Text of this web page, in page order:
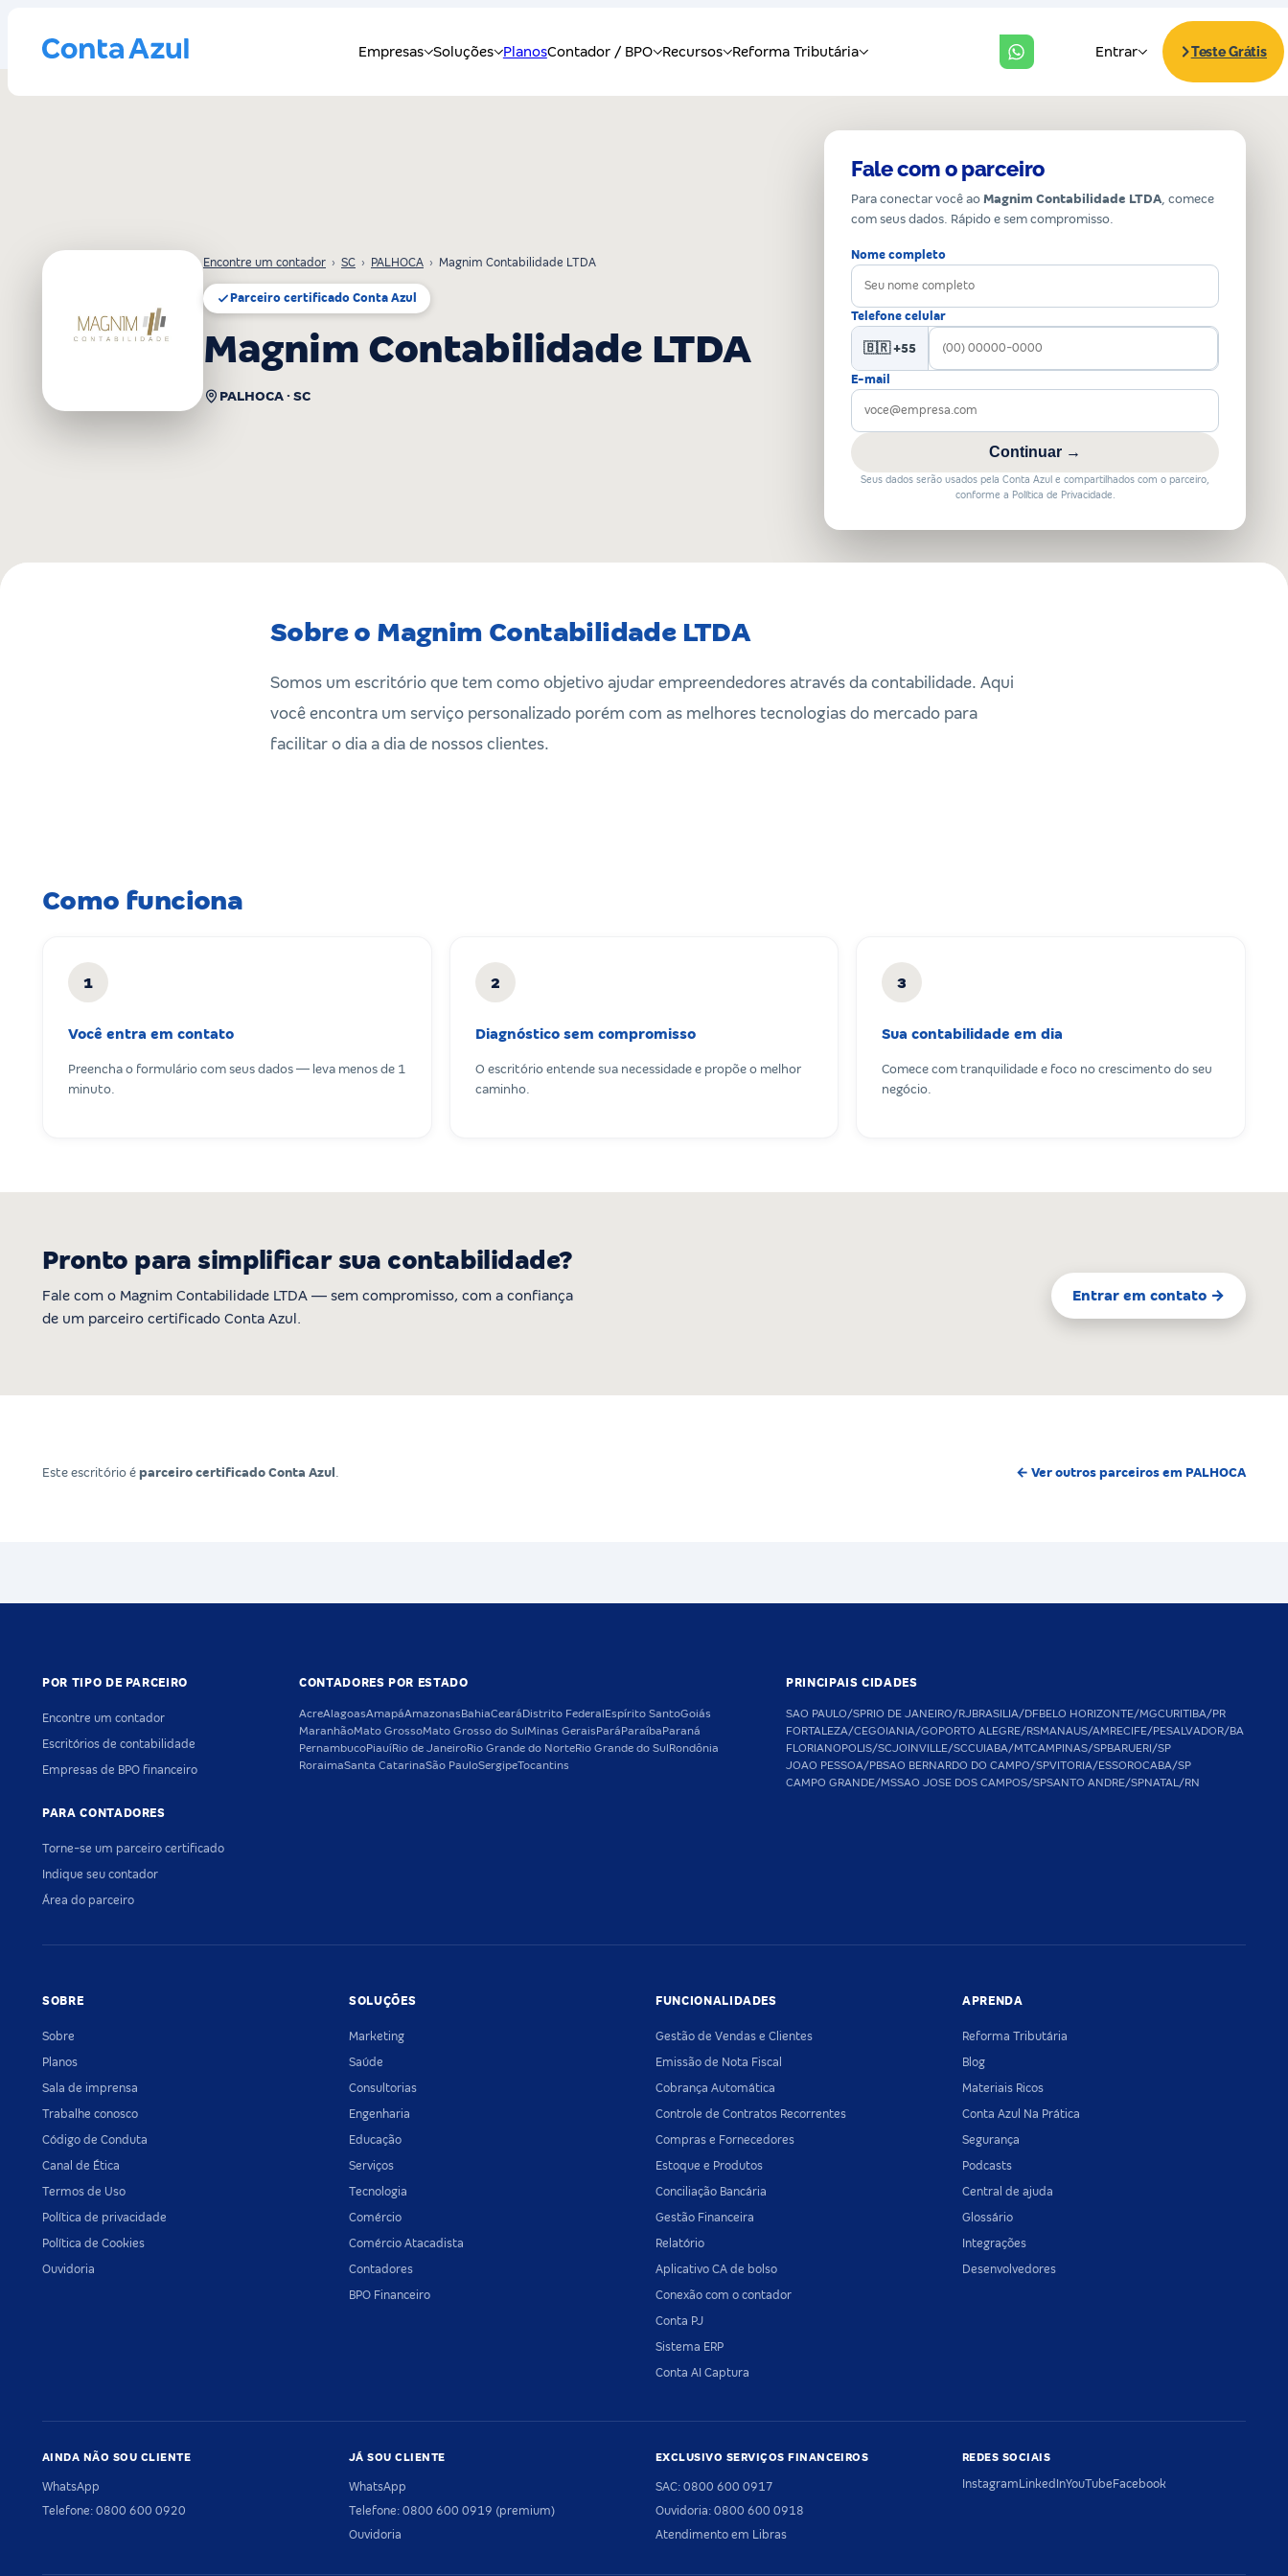
Encontre um contador › SC › PALHOCA › Magnim Contabilidade LTDA
Parceiro certificado Conta Azul
Magnim Contabilidade LTDA
PALHOCA · SC
Fale com o parceiro
Para conectar você ao Magnim Contabilidade LTDA, comece
com seus dados. Rápido e sem compromisso.
Nome completo
Telefone celular
🇧🇷 +55
E-mail
Continuar →
Seus dados serão usados pela Conta Azul e compartilhados com o parceiro,
conforme a Política de Privacidade.
Sobre o Magnim Contabilidade LTDA
Somos um escritório que tem como objetivo ajudar empreendedores através da contabilidade. Aqui
você encontra um serviço personalizado porém com as melhores tecnologias do mercado para
facilitar o dia a dia de nossos clientes.
Como funciona
1
Você entra em contato
Preencha o formulário com seus dados — leva menos de 1
minuto.
2
Diagnóstico sem compromisso
O escritório entende sua necessidade e propõe o melhor
caminho.
3
Sua contabilidade em dia
Comece com tranquilidade e foco no crescimento do seu
negócio.
Pronto para simplificar sua contabilidade?
Fale com o Magnim Contabilidade LTDA — sem compromisso, com a confiança
de um parceiro certificado Conta Azul.
Entrar em contato →
Este escritório é parceiro certificado Conta Azul . ← Ver outros parceiros em PALHOCA
POR TIPO DE PARCEIRO
Encontre um contador
Escritórios de contabilidade
Empresas de BPO financeiro
PARA CONTADORES
Torne-se um parceiro certificado
Indique seu contador
Área do parceiro
CONTADORES POR ESTADO
AcreAlagoasAmapáAmazonasBahiaCearáDistrito FederalEspírito SantoGoiás
MaranhãoMato GrossoMato Grosso do SulMinas GeraisParáParaíbaParaná
PernambucoPiauíRio de JaneiroRio Grande do NorteRio Grande do SulRondônia
RoraimaSanta CatarinaSão PauloSergipeTocantins
PRINCIPAIS CIDADES
SAO PAULO/SPRIO DE JANEIRO/RJBRASILIA/DFBELO HORIZONTE/MGCURITIBA/PR
FORTALEZA/CEGOIANIA/GOPORTO ALEGRE/RSMANAUS/AMRECIFE/PESALVADOR/BA
FLORIANOPOLIS/SCJOINVILLE/SCCUIABA/MTCAMPINAS/SPBARUERI/SP
JOAO PESSOA/PBSAO BERNARDO DO CAMPO/SPVITORIA/ESSOROCABA/SP
CAMPO GRANDE/MSSAO JOSE DOS CAMPOS/SPSANTO ANDRE/SPNATAL/RN
SOBRE
Sobre
Planos
Sala de imprensa
Trabalhe conosco
Código de Conduta
Canal de Ética
Termos de Uso
Política de privacidade
Política de Cookies
Ouvidoria
SOLUÇÕES
Marketing
Saúde
Consultorias
Engenharia
Educação
Serviços
Tecnologia
Comércio
Comércio Atacadista
Contadores
BPO Financeiro
FUNCIONALIDADES
Gestão de Vendas e Clientes
Emissão de Nota Fiscal
Cobrança Automática
Controle de Contratos Recorrentes
Compras e Fornecedores
Estoque e Produtos
Conciliação Bancária
Gestão Financeira
Relatório
Aplicativo CA de bolso
Conexão com o contador
Conta PJ
Sistema ERP
Conta AI Captura
APRENDA
Reforma Tributária
Blog
Materiais Ricos
Conta Azul Na Prática
Segurança
Podcasts
Central de ajuda
Glossário
Integrações
Desenvolvedores
AINDA NÃO SOU CLIENTE
WhatsApp
Telefone: 0800 600 0920
JÁ SOU CLIENTE
WhatsApp
Telefone: 0800 600 0919 (premium)
Ouvidoria
EXCLUSIVO SERVIÇOS FINANCEIROS
SAC: 0800 600 0917
Ouvidoria: 0800 600 0918
Atendimento em Libras
REDES SOCIAIS
InstagramLinkedInYouTubeFacebook